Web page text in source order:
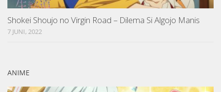
Shokei Shoujo no Virgin Road – Dilema Si Algojo Manis
7 JUNI, 2022
ANIME